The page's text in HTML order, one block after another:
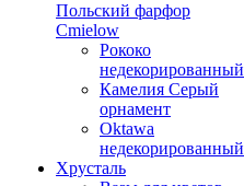
Польский фарфор
Сmielow
Рококо
недекорированный
Камелия Серый
орнамент
Oktawa
недекорированный
Хрусталь